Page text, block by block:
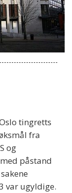
tingretts
fra
og
påstand
var ugyldige.